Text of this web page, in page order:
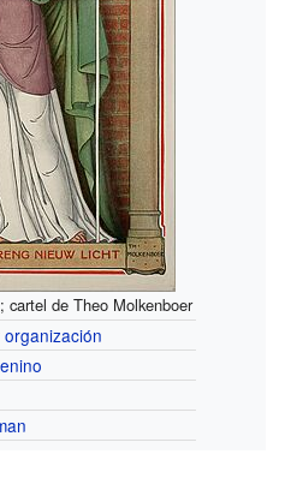
cartel de Theo Molkenboer
organización